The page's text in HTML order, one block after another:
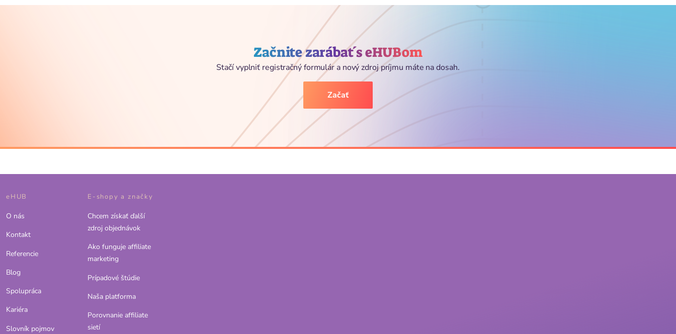
Začnite zarábať s eHUBom
Stačí vyplniť registračný formulár a nový zdroj príjmu máte na dosah.
Začať
eHUB
O nás
Kontakt
Referencie
Blog
Spolupráca
Kariéra
Slovník pojmov
E-shopy a značky
Chcem získať ďalší
zdroj objednávok
Ako funguje affiliate
marketing
Prípadové štúdie
Naša platforma
Porovnanie affiliate
sietí